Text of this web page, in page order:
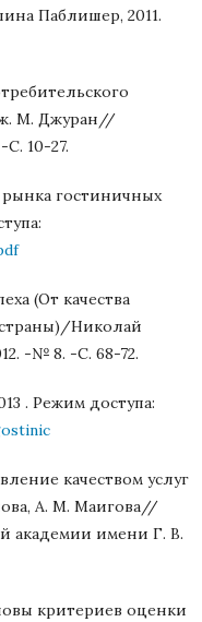
Паблишер, 2011.
М. Джуран//
10-27.
гостиничных
(От качества
Николай
-№ 8. -С. 68-72.
. Режим доступа:
качеством услуг
А. М. Маигова//
академии имени Г. В.
критериев оценки